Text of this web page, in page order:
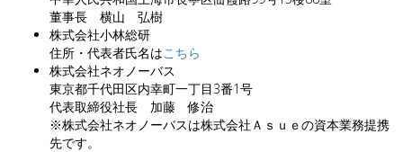
董事長 横山 弘樹
株式会社小林総研
住所・代表者氏名はこちら
株式会社ネオノーバス
東京都千代田区内幸町一丁目3番1号
代表取締役社長 加藤 修治
※株式会社ネオノーバスは株式会社Ａｓｕｅの資本業務提携
先です。